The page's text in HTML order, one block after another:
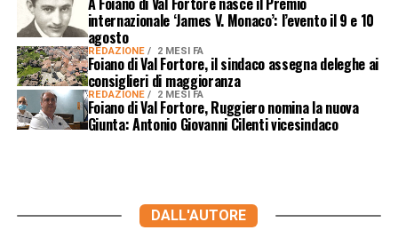
internazionale ‘James V. Monaco’: l’evento il 9 e 10
agosto
REDAZIONE 2 MESI FA
Foiano di Val Fortore, il sindaco assegna deleghe ai
consiglieri di maggioranza
REDAZIONE 2 MESI FA
Foiano di Val Fortore, Ruggiero nomina la nuova
Giunta: Antonio Giovanni Cilenti vicesindaco
DALL'AUTORE